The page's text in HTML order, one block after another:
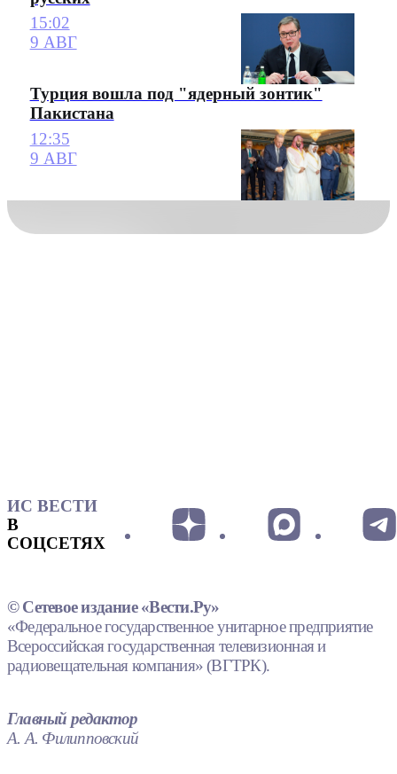
15:02
9 АВГ
Турция вошла под "ядерный зонтик"
Пакистана
12:35
9 АВГ
ИС ВЕСТИ
В
СОЦСЕТЯХ
© Сетевое издание «Вести.Ру»
«Федеральное государственное унитарное предприятие
Всероссийская государственная телевизионная и
радиовещательная компания» (ВГТРК).
Главный редактор
А. А. Филипповский